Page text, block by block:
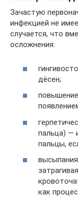
Зачастую
инфекцией не
случается, что
осложнения:
дёсен;
пальца) —
пальцы,
как